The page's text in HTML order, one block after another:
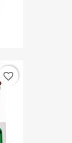
favorite_border